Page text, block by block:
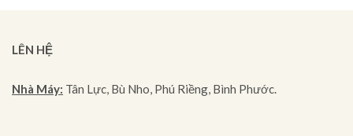
LÊN HỆ
Nhà Máy: Tân Lực, Bù Nho, Phú Riềng, Bình Phước.